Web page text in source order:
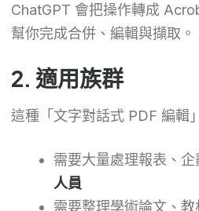
ChatGPT 會把操作轉成
幫你完成合併、編輯與擷取。
2. 適用族群
這種「文字對話式 PDF 編輯
需要大量處理報表、企
人員
需要整理學術論文、教